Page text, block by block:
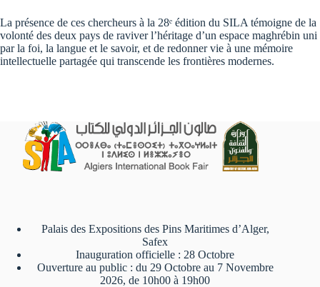
La présence de ces chercheurs à la 28ᵉ édition du SILA témoigne de la
volonté des deux pays de raviver l’héritage d’un espace maghrébin uni
par la foi, la langue et le savoir, et de redonner vie à une mémoire
intellectuelle partagée qui transcende les frontières modernes.
Palais des Expositions des Pins Maritimes d’Alger,
Safex
Inauguration officielle : 28 Octobre
Ouverture au public : du 29 Octobre au 7 Novembre
2026, de 10h00 à 19h00